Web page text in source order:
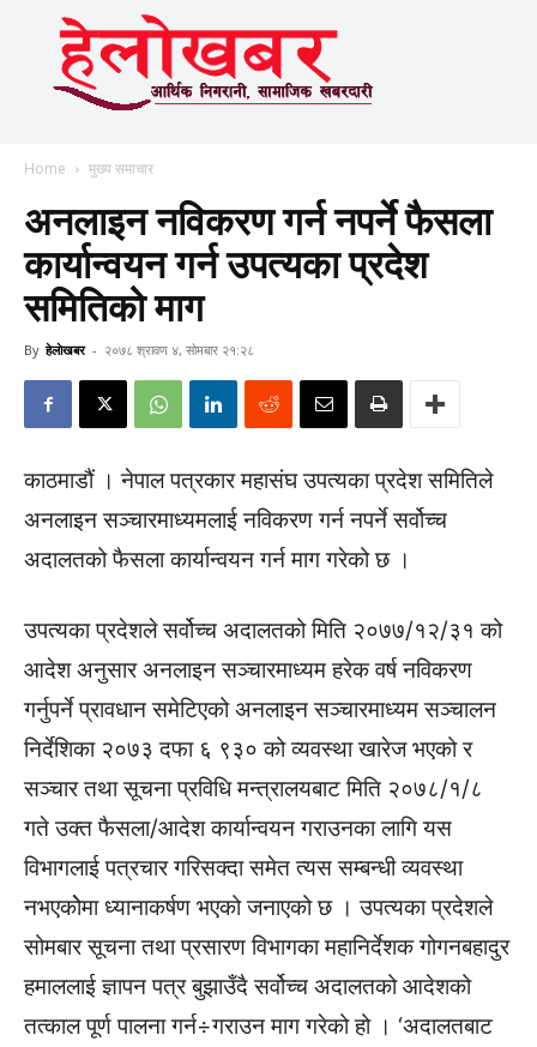
Home मुख्य समाचार
अनलाइन नविकरण गर्न नपर्ने फैसला
कार्यान्वयन गर्न उपत्यका प्रदेश
समितिको माग
By हेलाेखबर - २०७८ श्रावण ४, सोमबार २१:२८
काठमाडौं । नेपाल पत्रकार महासंघ उपत्यका प्रदेश समितिले
अनलाइन सञ्चारमाध्यमलाई नविकरण गर्न नपर्ने सर्वोच्च
अदालतको फैसला कार्यान्वयन गर्न माग गरेको छ ।
उपत्यका प्रदेशले सर्वोच्च अदालतको मिति २०७७/१२/३१ को
आदेश अनुसार अनलाइन सञ्चारमाध्यम हरेक वर्ष नविकरण
गर्नुपर्ने प्रावधान समेटिएको अनलाइन सञ्चारमाध्यम सञ्चालन
निर्देशिका २०७३ दफा ६ ९३० को व्यवस्था खारेज भएको र
सञ्चार तथा सूचना प्रविधि मन्त्रालयबाट मिति २०७८/१/८
गते उक्त फैसला/आदेश कार्यान्वयन गराउनका लागि यस
विभागलाई पत्रचार गरिसक्दा समेत त्यस सम्बन्धी व्यवस्था
नभएकोेमा ध्यानाकर्षण भएको जनाएको छ । उपत्यका प्रदेशले
सोमबार सूचना तथा प्रसारण विभागका महानिर्देशक गोगनबहादुर
हमाललाई ज्ञापन पत्र बुझाउँदै सर्वोच्च अदालतको आदेशको
तत्काल पूर्ण पालना गर्न÷गराउन माग गरेको हो । ‘अदालतबाट